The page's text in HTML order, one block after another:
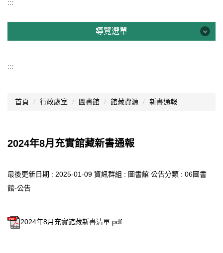
:::
導覽選單
認識西松
文件資料
網站管理
西松學習歷程檔案
:::
首頁 行政處室 圖書館 館藏資源 新書通報
2024年8月充實館藏新書通報
最後更新日期 : 2025-01-09 資訊群組 : 圖書館 公告分類 : 06圖書
館-公告
2024年8月充實館藏新書清單.pdf